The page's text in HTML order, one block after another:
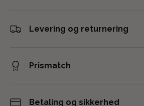
Levering og returnering
Prismatch
Betaling og sikkerhed